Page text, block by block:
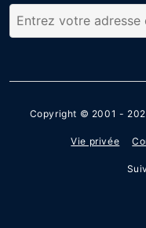
Copyright © 2001 -
Vie privée